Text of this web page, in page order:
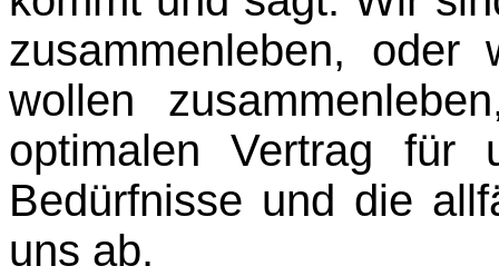
zusammenleben,
wollen
optimalen Vertrag für
Bedürfnisse und die
uns ab.